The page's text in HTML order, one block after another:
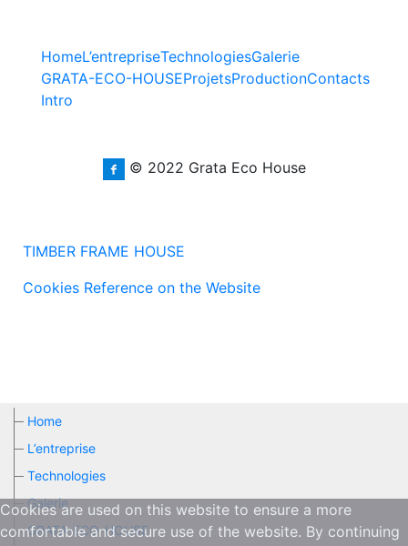
HomeL’entrepriseTechnologiesGalerie
GRATA-ECO-HOUSEProjetsProductionContacts
Intro
© 2022 Grata Eco House
TIMBER FRAME HOUSE
Cookies Reference on the Website
Cookies are used on this website to ensure a more
comfortable and secure use of the website. By continuing
Home
L’entreprise
Technologies
Galerie
GRATA-ECO-HOUSE